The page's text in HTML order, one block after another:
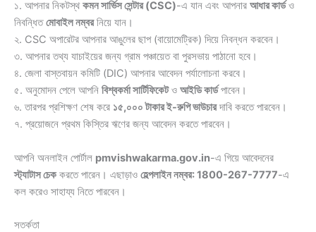
১. আপনার নিকটস্থ কমন সার্ভিস সেন্টার (CSC)-এ যান এবং আপনার আধার কার্ডও
নিবন্ধিতমোবাইল নম্বরনিয়ে যান।
২. CSC অপারেটর আপনার আঙুলের ছাপ (বায়োমেট্রিক) দিয়ে নিবন্ধন করবেন।
৩. আপনার তথ্য যাচাইয়ের জন্য গ্রাম পঞ্চায়েত বা পুরসভায় পাঠানো হবে।
৪. জেলা বাস্তবায়ন কমিটি (DIC) আপনার আবেদন পর্যালোচনা করবে।
৫. অনুমোদন পেলে আপনি বিশ্বকর্মা সার্টিফিকেটও আইডি কার্ডপাবেন।
৬. তারপর প্রশিক্ষণ শেষ করে ১৫,০০০ টাকার ই-রুপি ভাউচারদাবি করতে পারবেন।
৭. প্রয়োজনে প্রথম কিস্তির ঋণের জন্য আবেদন করতে পারবেন।
আপনি অনলাইন পোর্টাল pmvishwakarma.gov.in-এ গিয়ে আবেদনের
স্ট্যাটাস চেক করতে পারেন। এছাড়াও হেল্পলাইন নম্বর: 1800-267-7777-এ
কল করেও সাহায্য নিতে পারবেন।
সতর্কতা